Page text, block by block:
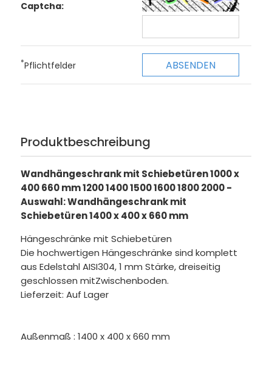
Captcha:
*Pflichtfelder
Produktbeschreibung
Wandhängeschrank mit Schiebetüren 1000 x
400 660 mm 1200 1400 1500 1600 1800 2000 -
Auswahl: Wandhängeschrank mit
Schiebetüren 1400 x 400 x 660 mm
Hängeschränke mit Schiebetüren
Die hochwertigen Hängeschränke sind komplett
aus Edelstahl AISI304, 1 mm Stärke, dreiseitig
geschlossen mitZwischenboden.
Lieferzeit: Auf Lager
Außenmaß : 1400 x 400 x 660 mm